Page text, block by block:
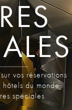
vos réservations
du monde
spéciales